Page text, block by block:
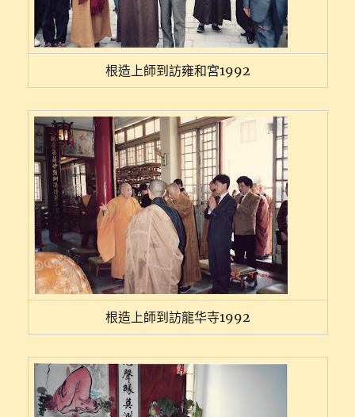
根造上師到訪雍和宮1992
根造上師到訪龍华寺1992